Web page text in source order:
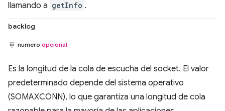
llamando a getInfo .
backlog
número opcional
Es la longitud de la cola de escucha del socket. El valor
predeterminado depende del sistema operativo
(SOMAXCONN), lo que garantiza una longitud de cola